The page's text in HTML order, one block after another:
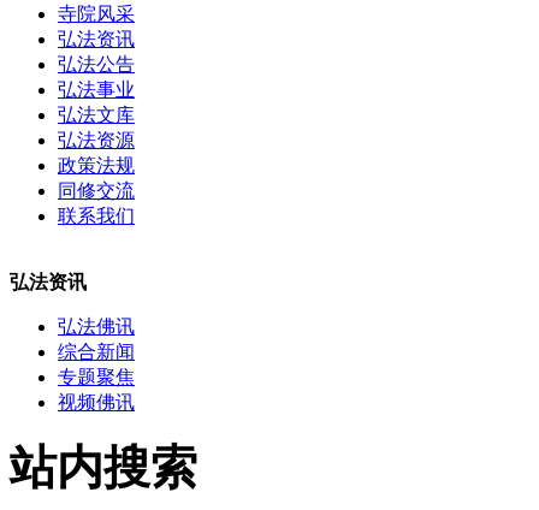
寺院风采
弘法资讯
弘法公告
弘法事业
弘法文库
弘法资源
政策法规
同修交流
联系我们
弘法资讯
弘法佛讯
综合新闻
专题聚焦
视频佛讯
站内搜索